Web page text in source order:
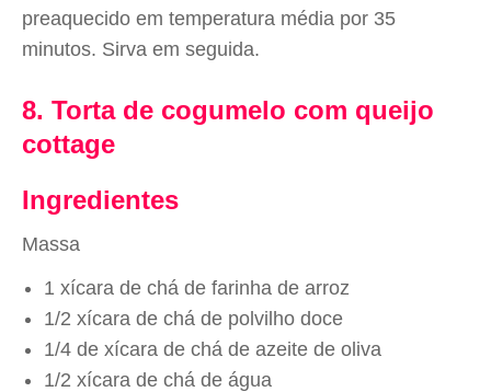
preaquecido em temperatura média por 35
minutos. Sirva em seguida.
8. Torta de cogumelo com queijo
cottage
Ingredientes
Massa
1 xícara de chá de farinha de arroz
1/2 xícara de chá de polvilho doce
1/4 de xícara de chá de azeite de oliva
1/2 xícara de chá de água